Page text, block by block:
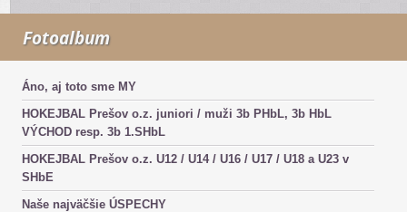
Fotoalbum
Áno, aj toto sme MY
HOKEJBAL Prešov o.z. juniori / muži 3b PHbL, 3b HbL
VÝCHOD resp. 3b 1.SHbL
HOKEJBAL Prešov o.z. U12 / U14 / U16 / U17 / U18 a U23 v
SHbE
Naše najväčšie ÚSPECHY